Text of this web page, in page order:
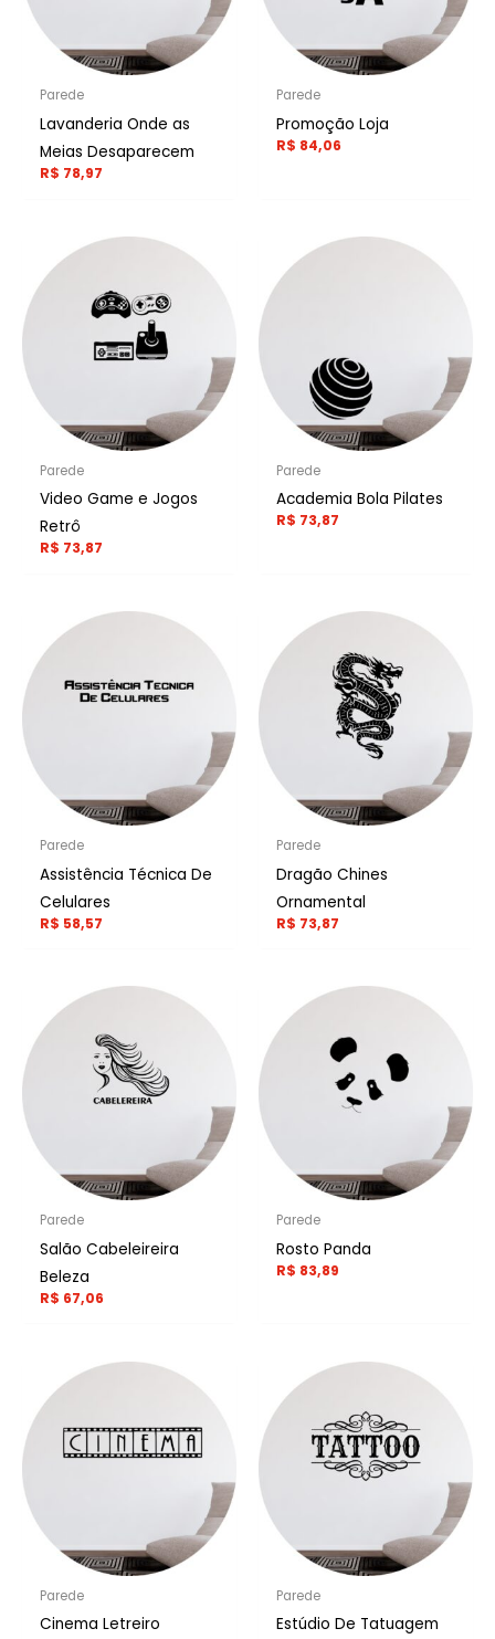
Parede
Lavanderia Onde as
Meias Desaparecem
R$ 78,97
Parede
Promoção Loja
R$ 84,06
Parede
Video Game e Jogos
Retrô
R$ 73,87
Parede
Academia Bola Pilates
R$ 73,87
Parede
Assistência Técnica De
Celulares
R$ 58,57
Parede
Dragão Chines
Ornamental
R$ 73,87
Parede
Salão Cabeleireira
Beleza
R$ 67,06
Parede
Rosto Panda
R$ 83,89
Parede
Cinema Letreiro
Parede
Estúdio De Tatuagem